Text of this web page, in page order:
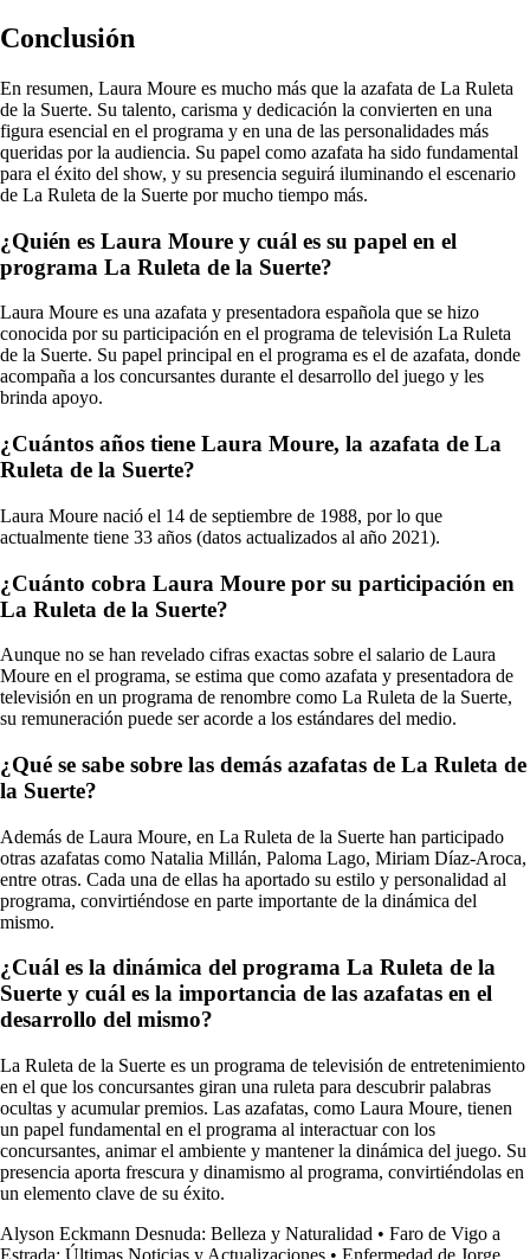
Conclusión
En resumen, Laura Moure es mucho más que la azafata de La Ruleta
de la Suerte. Su talento, carisma y dedicación la convierten en una
figura esencial en el programa y en una de las personalidades más
queridas por la audiencia. Su papel como azafata ha sido fundamental
para el éxito del show, y su presencia seguirá iluminando el escenario
de La Ruleta de la Suerte por mucho tiempo más.
¿Quién es Laura Moure y cuál es su papel en el
programa La Ruleta de la Suerte?
Laura Moure es una azafata y presentadora española que se hizo
conocida por su participación en el programa de televisión La Ruleta
de la Suerte. Su papel principal en el programa es el de azafata, donde
acompaña a los concursantes durante el desarrollo del juego y les
brinda apoyo.
¿Cuántos años tiene Laura Moure, la azafata de La
Ruleta de la Suerte?
Laura Moure nació el 14 de septiembre de 1988, por lo que
actualmente tiene 33 años (datos actualizados al año 2021).
¿Cuánto cobra Laura Moure por su participación en
La Ruleta de la Suerte?
Aunque no se han revelado cifras exactas sobre el salario de Laura
Moure en el programa, se estima que como azafata y presentadora de
televisión en un programa de renombre como La Ruleta de la Suerte,
su remuneración puede ser acorde a los estándares del medio.
¿Qué se sabe sobre las demás azafatas de La Ruleta de
la Suerte?
Además de Laura Moure, en La Ruleta de la Suerte han participado
otras azafatas como Natalia Millán, Paloma Lago, Miriam Díaz-Aroca,
entre otras. Cada una de ellas ha aportado su estilo y personalidad al
programa, convirtiéndose en parte importante de la dinámica del
mismo.
¿Cuál es la dinámica del programa La Ruleta de la
Suerte y cuál es la importancia de las azafatas en el
desarrollo del mismo?
La Ruleta de la Suerte es un programa de televisión de entretenimiento
en el que los concursantes giran una ruleta para descubrir palabras
ocultas y acumular premios. Las azafatas, como Laura Moure, tienen
un papel fundamental en el programa al interactuar con los
concursantes, animar el ambiente y mantener la dinámica del juego. Su
presencia aporta frescura y dinamismo al programa, convirtiéndolas en
un elemento clave de su éxito.
Alyson Eckmann Desnuda: Belleza y Naturalidad • Faro de Vigo a